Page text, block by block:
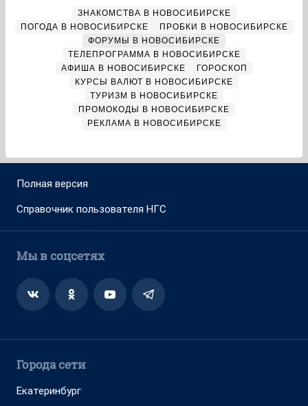
ЗНАКОМСТВА В НОВОСИБИРСКЕ
ПОГОДА В НОВОСИБИРСКЕ
ПРОБКИ В НОВОСИБИРСКЕ
ФОРУМЫ В НОВОСИБИРСКЕ
ТЕЛЕПРОГРАММА В НОВОСИБИРСКЕ
АФИША В НОВОСИБИРСКЕ
ГОРОСКОП
КУРСЫ ВАЛЮТ В НОВОСИБИРСКЕ
ТУРИЗМ В НОВОСИБИРСКЕ
ПРОМОКОДЫ В НОВОСИБИРСКЕ
РЕКЛАМА В НОВОСИБИРСКЕ
Полная версия
Справочник пользователя НГС
Мы в соцсетях
Города сети
Екатеринбург